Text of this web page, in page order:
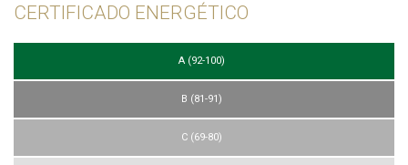
CERTIFICADO ENERGÉTICO
A (92-100)
B (81-91)
C (69-80)